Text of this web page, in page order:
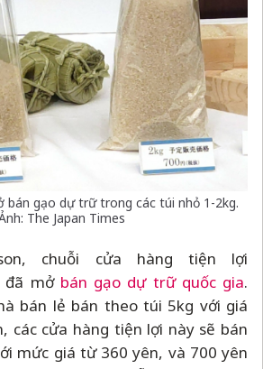
bán gạo dự trữ trong các túi nhỏ 1-2kg.
The Japan Times
chuỗi cửa hàng tiện lợi
đã mở bán gạo dự trữ quốc gia.
bán lẻ bán theo túi 5kg với giá
các cửa hàng tiện lợi này sẽ bán
mức giá từ 360 yên, và 700 yên